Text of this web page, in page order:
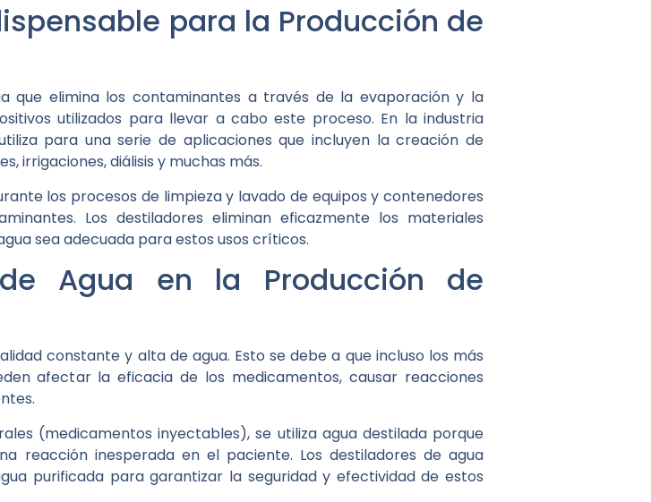
para la Producción de
que elimina los contaminantes a través de la evaporación y la
utilizados para llevar a cabo este proceso. En la industria
para una serie de aplicaciones que incluyen la creación de
irrigaciones, diálisis y muchas más.
los procesos de limpieza y lavado de equipos y contenedores
Los destiladores eliminan eficazmente los materiales
sea adecuada para estos usos críticos.
Agua en la Producción de
constante y alta de agua. Esto se debe a que incluso los más
afectar la eficacia de los medicamentos, causar reacciones
(medicamentos inyectables), se utiliza agua destilada porque
reacción inesperada en el paciente. Los destiladores de agua
purificada para garantizar la seguridad y efectividad de estos